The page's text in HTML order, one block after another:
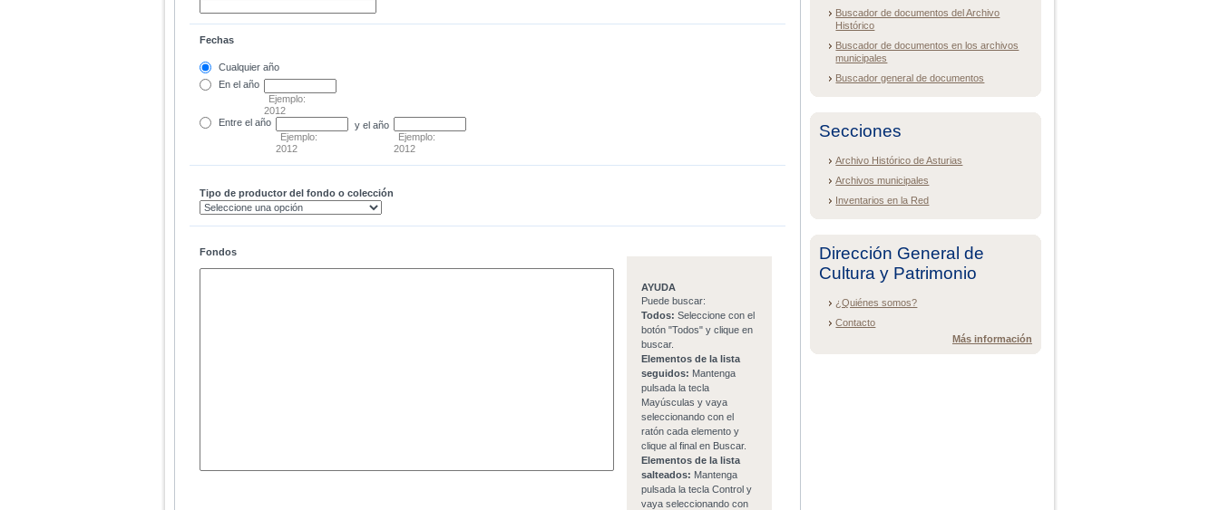
Fechas
Cualquier año
En el año
Ejemplo:
2012
Entre el año
Ejemplo:
2012
y el año
Ejemplo:
2012
Tipo de productor del fondo o colección
Fondos
AYUDA
Puede buscar:
Todos: Seleccione con el
botón "Todos" y clique en
buscar.
Elementos de la lista
seguidos: Mantenga
pulsada la tecla
Mayúsculas y vaya
seleccionando con el
ratón cada elemento y
clique al final en Buscar.
Elementos de la lista
salteados: Mantenga
pulsada la tecla Control y
vaya seleccionando con
Buscador de documentos del Archivo
Histórico
Buscador de documentos en los archivos
municipales
Buscador general de documentos
Secciones
Archivo Histórico de Asturias
Archivos municipales
Inventarios en la Red
Dirección General de
Cultura y Patrimonio
¿Quiénes somos?
Contacto
Más información